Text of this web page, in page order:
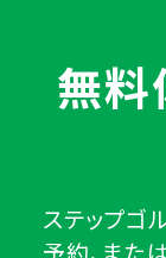
無料
ステップゴ